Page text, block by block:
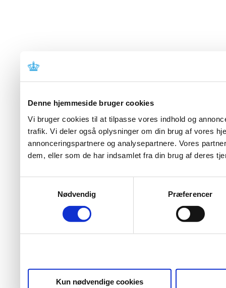
Denne hjemmeside bruger cookies
Vi bruger cookies til at tilpasse vores indhold og
trafik. Vi deler også oplysninger om din brug af vores
annonceringspartnere og analysepartnere. Vores
dem, eller som de har indsamlet fra din brug af deres
Nødvendig
Præferencer
Kun nødvendige cookies